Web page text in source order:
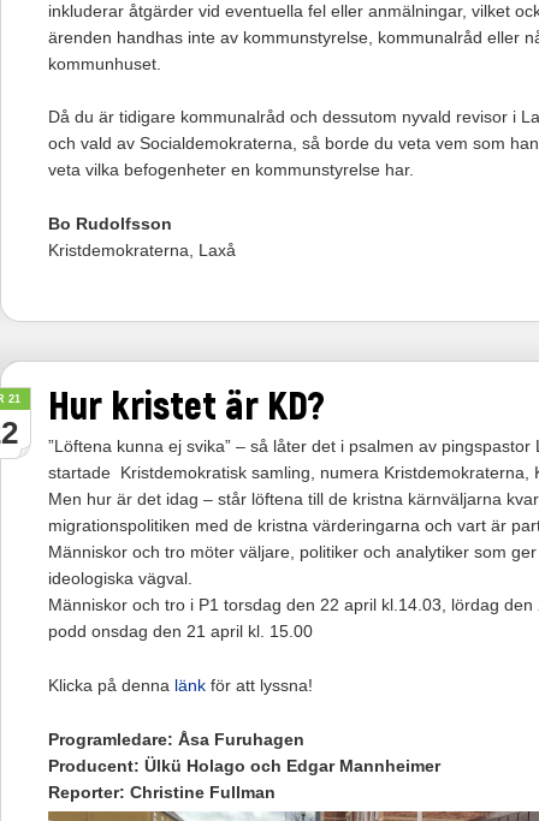
inkluderar åtgärder vid eventuella fel eller anmälningar, vilket
ärenden handhas inte av kommunstyrelse, kommunalråd eller
kommunhuset.
Då du är tidigare kommunalråd och dessutom nyvald revisor i
och vald av Socialdemokraterna, så borde du veta vem som
veta vilka befogenheter en kommunstyrelse har.
Bo Rudolfsson
Kristdemokraterna, Laxå
Hur kristet är KD?
21
”Löftena kunna ej svika” – så låter det i psalmen av
startade Kristdemokratisk samling, numera Kristdemokraterna,
Men hur är det idag – står löftena till de kristna kärnväljarna
migrationspolitiken med de kristna värderingarna och vart är
Människor och tro möter väljare, politiker och analytiker som
ideologiska vägval.
Människor och tro i P1 torsdag den 22 april kl.14.03, lördag
podd onsdag den 21 april kl. 15.00
Klicka på denna länk för att lyssna!
Programledare: Åsa Furuhagen
Producent: Ülkü Holago och Edgar Mannheimer
Reporter: Christine Fullman